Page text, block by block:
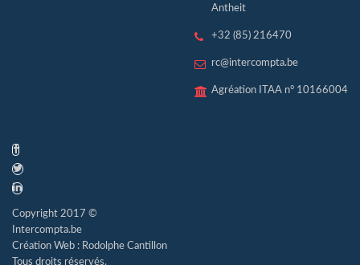
Antheit
+32 (85) 216470
rc@intercompta.be
Agréation ITAA n° 10166004
Copyright 2017 ©
Intercompta.be
Création Web : Rodolphe Cantillon
Tous droits réservés.